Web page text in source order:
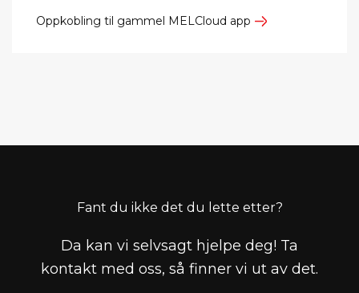
Oppkobling til gammel MELCloud app
Fant du ikke det du lette etter?
Da kan vi selvsagt hjelpe deg! Ta
kontakt med oss, så finner vi ut av det.